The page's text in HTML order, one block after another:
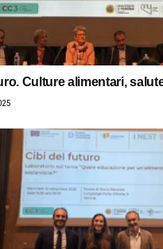
Culture alimentari,